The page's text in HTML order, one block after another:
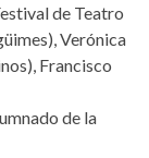
de Teatro
Verónica
Francisco
de la